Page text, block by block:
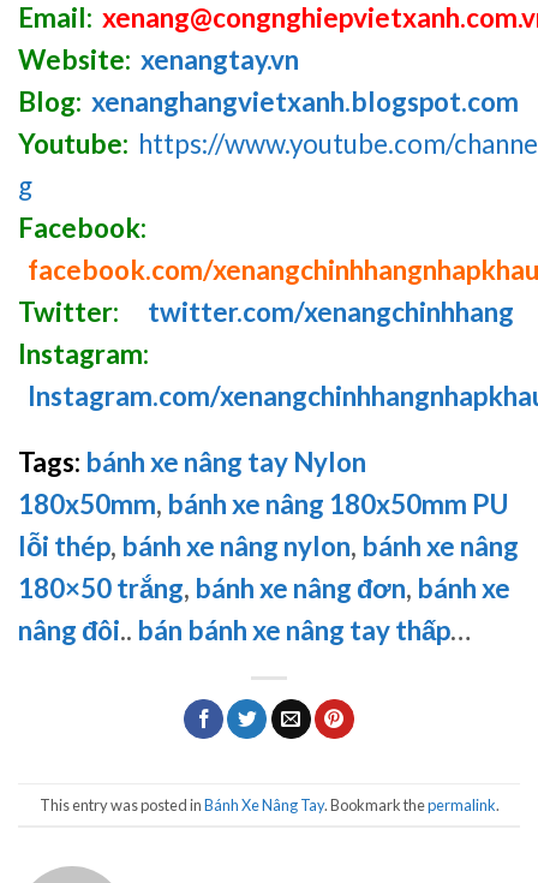
Email:
Website: xenangtay.vn
Blog: xenanghangvietxanh.blogspot.com
Youtube: https://www.youtube.com/
g
Facebook:
facebook.com/xenangchinhhangnhapkhau
Twitter:
twitter.com/xenangchinhhang
Instagram:
Instagram.com/
Tags: bánh xe nâng tay Nylon
180x50mm, bánh xe nâng 180x50mm PU
lỗi thép, bánh xe nâng nylon, bánh xe nâng
180×50 trắng, bánh xe nâng đơn, bánh xe
nâng đôi.. bán bánh xe nâng tay thấp…
This entry was posted inBánh Xe Nâng Tay. Bookmark thepermalink.